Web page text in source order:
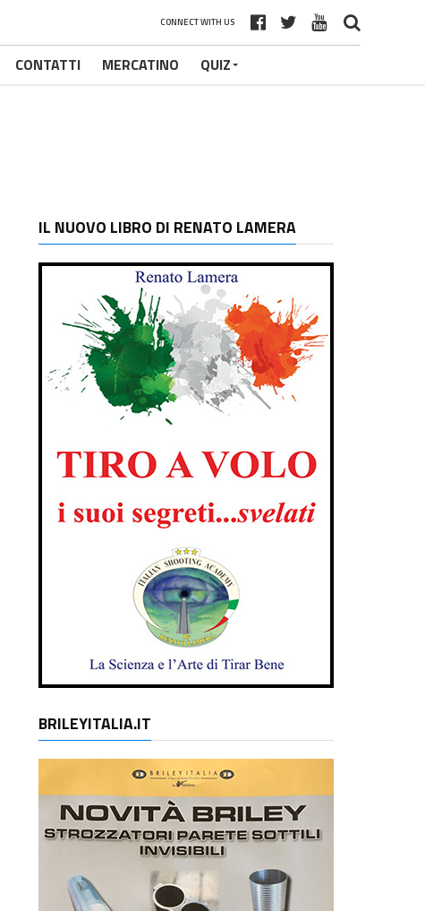
CONNECT WITH US
CONTATTI MERCATINO QUIZ
IL NUOVO LIBRO DI RENATO LAMERA
BRILEYITALIA.IT